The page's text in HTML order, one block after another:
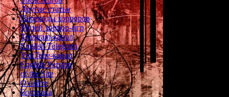
Другие статьи
Переводы хорроров
Музей хоррор-игр
Telegram-канал
English Telegram
YouTube-канал
English Version
of the Site
О сайте
Болталка